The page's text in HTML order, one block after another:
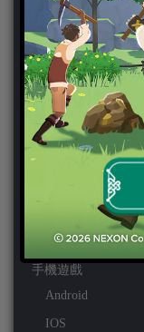
PC
PS VITA
PS3
PS4
PSP
XBOX ONE
XBOX360
手機遊戲
Android
IOS